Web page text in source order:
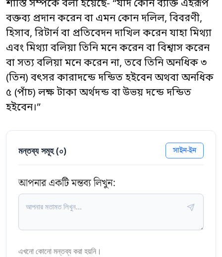
শাস্তি সম্পর্কে বলা হয়েছে- “যদি কোন ব্যক্তি এইরূপ
বক্তব্য প্রদান করেন বা এমন কোন দলিল, বিবরণী,
হিসাব, রিটার্ন বা প্রতিবেদন দাখিল করেন যাহা মিথ্যা
এবং মিথ্যা বলিয়া তিনি মনে করেন বা বিশ্বাস করেন
বা সত্য বলিয়া মনে করেন না, তবে তিনি অনধিক ৩
(তিন) বৎসর কারাদন্ডে দন্ডিত হইবেন অথবা অনধিক
৫ (পাঁচ) লক্ষ টাকা অর্থদন্ড বা উভয় দন্ডে দন্ডিত
হইবেন।”
মন্তব্য সমূহ (০) সাইন-ইন
আপনার একটি মন্তব্য লিখুন:
এখনো কোনো মন্তব্য করা হয়নি।